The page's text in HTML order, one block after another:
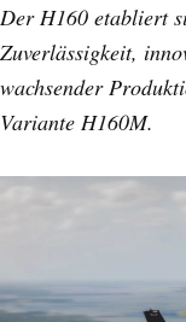
Der H160 etabliert
Zuverlässigkeit,
wachsender
Variante H160M.